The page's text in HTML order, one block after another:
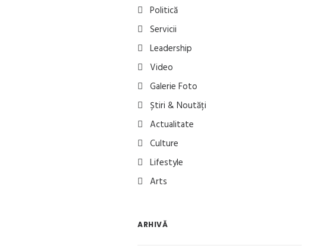
Politică
Servicii
Leadership
Video
Galerie Foto
Știri & Noutăți
Actualitate
Culture
Lifestyle
Arts
ARHIVĂ